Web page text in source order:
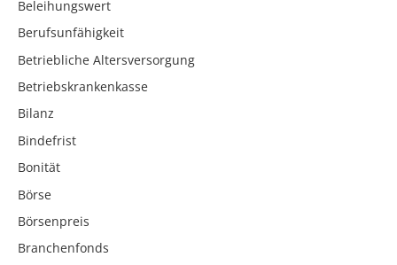
Beleihungswert
Berufsunfähigkeit
Betriebliche Altersversorgung
Betriebskrankenkasse
Bilanz
Bindefrist
Bonität
Börse
Börsenpreis
Branchenfonds